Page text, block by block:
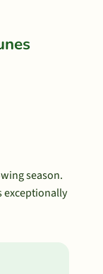
season.
exceptionally